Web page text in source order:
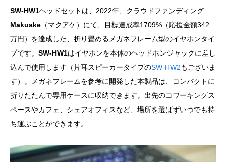
SW-HW1ヘッドセットは、2022年、クラウドファンディング
Makuake （マクアケ）にて、目標達成率1709%（応援金額342
万円）を達成した、折り畳めるメガネフレーム型のイヤホンタイ
プです。 SW-HW1はイヤホンを本体のヘッドホンジャックに差し
込んで使用します（片耳スピーカータイプのSW-HW2もございま
す）。メガネフレームを参考に開発した本製品は、コンパクトに
折りたたんで専用ケースに収納できます。出先のコワーキングス
ペースやカフェ、シェアオフィスなど、場所を選ばずいつでも持
ち運ぶことができます。